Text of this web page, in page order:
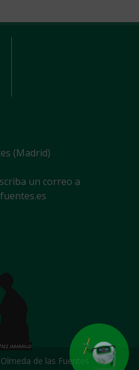
(Madrid)
un correo a
de las Fuentes